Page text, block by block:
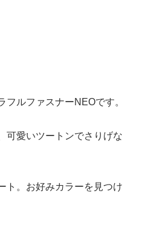
フルファスナーNEOです。
可愛いツートンでさりげな
ト。お好みカラーを見つけ